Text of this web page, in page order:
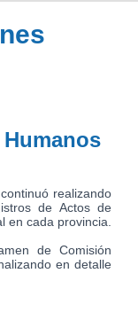
realizando
de Actos de
en cada provincia.
de Comisión
en detalle